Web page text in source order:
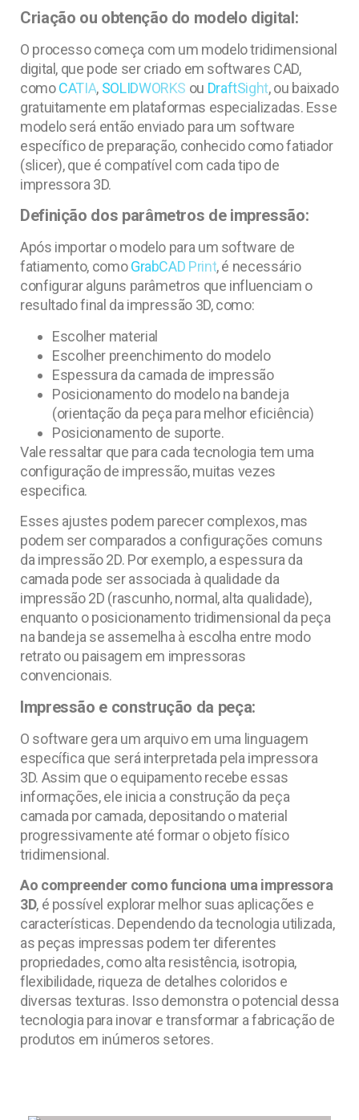
Criação ou obtenção do modelo digital:
O processo começa com um modelo tridimensional
digital, que pode ser criado em softwares CAD,
comoCATIA, SOLIDWORKS ou DraftSight, ou baixado
gratuitamente em plataformas especializadas. Esse
modelo será então enviado para um software
específico de preparação, conhecido como fatiador
(slicer), que é compatível com cada tipo de
impressora 3D.
Definição dos parâmetros de impressão:
Após importar o modelo para um software de
fatiamento, comoGrabCAD Print, é necessário
configurar alguns parâmetros que influenciam o
resultado final da impressão 3D, como:
Escolher material
Escolher preenchimento do modelo
Espessura da camada de impressão
Posicionamento do modelo na bandeja
(orientação da peça para melhor eficiência)
Posicionamento de suporte.
Vale ressaltar que para cada tecnologia tem uma
configuração de impressão, muitas vezes
especifica.
Esses ajustes podem parecer complexos, mas
podem ser comparados a configurações comuns
da impressão 2D. Por exemplo, a espessura da
camada pode ser associada à qualidade da
impressão 2D (rascunho, normal, alta qualidade),
enquanto o posicionamento tridimensional da peça
na bandeja se assemelha à escolha entre modo
retrato ou paisagem em impressoras
convencionais.
Impressão e construção da peça:
O software gera um arquivo em uma linguagem
específica que será interpretada pela impressora
3D. Assim que o equipamento recebe essas
informações, ele inicia a construção da peça
camada por camada, depositando o material
progressivamente até formar o objeto físico
tridimensional.
Ao compreender como funciona uma impressora
3D, é possível explorar melhor suas aplicações e
características. Dependendo da tecnologia utilizada,
as peças impressas podem ter diferentes
propriedades, como alta resistência, isotropia,
flexibilidade, riqueza de detalhes coloridos e
diversas texturas. Isso demonstra o potencial dessa
tecnologia para inovar e transformar a fabricação de
produtos em inúmeros setores.